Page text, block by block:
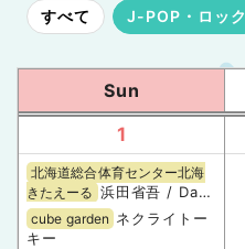
すべて J-POP・ロック
Sun
1
北海道総合体育センター北海
きたえーる 浜田省吾 / Day
2cube garden ネクライトー
キー